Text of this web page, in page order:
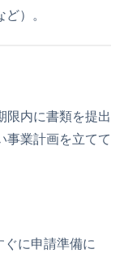
）。
限内に書類を提出
事業計画を立てて
に申請準備に